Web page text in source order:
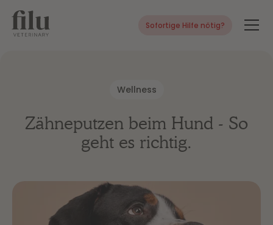
Sofortige Hilfe nötig?
Wellness
Zähneputzen beim Hund - So
geht es richtig.